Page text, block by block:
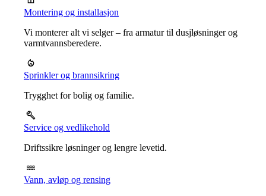
Montering og installasjon
Vi monterer alt vi selger – fra armatur til dusjløsninger og
varmtvannsberedere.
Sprinkler og brannsikring
Trygghet for bolig og familie.
Service og vedlikehold
Driftssikre løsninger og lengre levetid.
Vann, avløp og rensing